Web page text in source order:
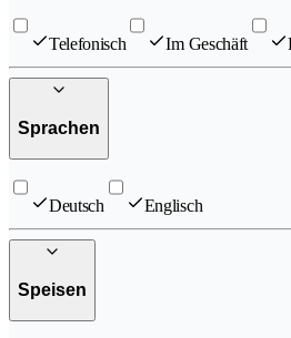
Telefonisch Im Geschäft
Sprachen
Deutsch Englisch
Speisen